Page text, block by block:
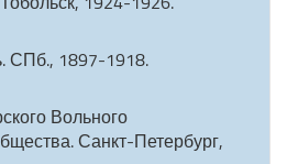
СПб., 1897-1918.
Вольного
Санкт-Петербург,